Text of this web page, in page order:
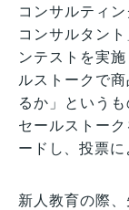
コンサルティ
コンサルタン
ンテストを実
ルストークで
るか」という
セールストー
ードし、投票に
新人教育の際